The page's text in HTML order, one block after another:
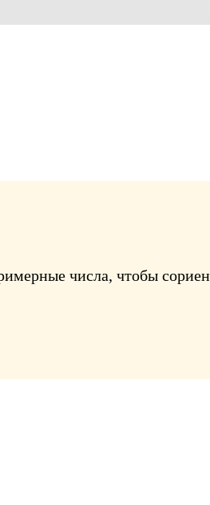
числа, чтобы